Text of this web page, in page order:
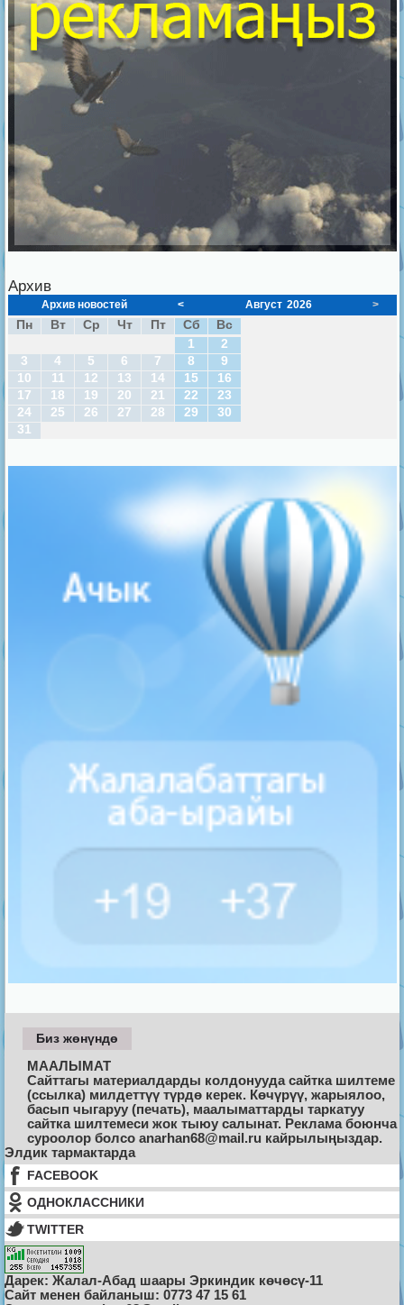
Архив
Архив новостей < Август 2026 >
Пн Вт Ср Чт Пт Сб
Вс
1
2
3
4 5 6 7 8
9
10
11 12 13 14 15
16
17
18 19 20 21 22
23
24
25 26 27 28 29
30
31
Биз жөнүндө
МААЛЫМАТ
Сайттагы материалдарды колдонууда сайтка шилтеме
(ссылка) милдеттүү түрдө керек. Көчүрүү, жарыялоо,
басып чыгаруу (печать), маалыматтарды таркатуу
сайтка шилтемеси жок тыюу салынат. Реклама боюнча
суроолор болсо anarhan68@mail.ru кайрылыңыздар.
Элдик тармактарда
FACEBOOK
ОДНОКЛАССНИКИ
TWITTER
Дарек: Жалал-Абад шаары Эркиндик көчөсү-11
Cайт менен байланыш: 0773 47 15 61